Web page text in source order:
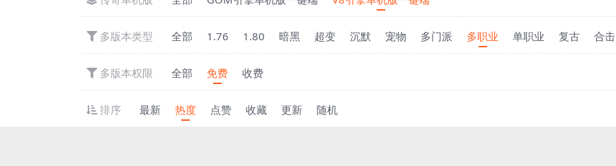
多版本类型 全部 1.76 1.80 暗黑 超变 沉默 宠物 多门派 多职业 单职业 复古 合击
多版本权限 全部 免费 收费
排序 最新 热度 点赞 收藏 更新 随机